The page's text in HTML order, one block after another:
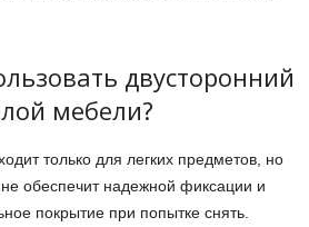
двусторонний
мебели?
только для легких предметов, но
обеспечит надежной фиксации и
покрытие при попытке снять.